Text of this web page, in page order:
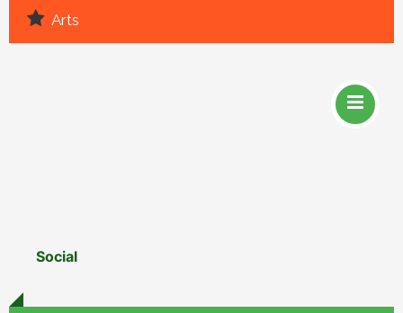
Arts
Social